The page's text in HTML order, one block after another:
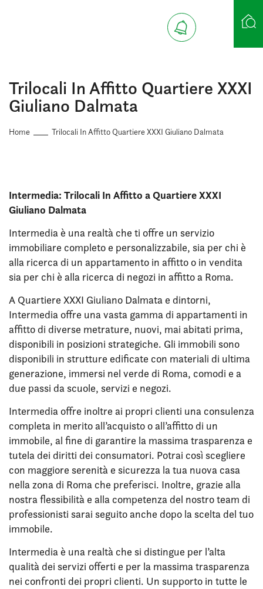
Ricerca case
Trilocali In Affitto Quartiere XXXI
Giuliano Dalmata
Home Trilocali In Affitto Quartiere XXXI Giuliano Dalmata
Intermedia: Trilocali In Affitto a Quartiere XXXI
Giuliano Dalmata
Intermedia è una realtà che ti offre un servizio
immobiliare completo e personalizzabile, sia per chi è
alla ricerca di un appartamento in affitto o in vendita
sia per chi è alla ricerca di negozi in affitto a Roma.
A Quartiere XXXI Giuliano Dalmata e dintorni,
Intermedia offre una vasta gamma di appartamenti in
affitto di diverse metrature, nuovi, mai abitati prima,
disponibili in posizioni strategiche. Gli immobili sono
disponibili in strutture edificate con materiali di ultima
generazione, immersi nel verde di Roma, comodi e a
due passi da scuole, servizi e negozi.
Intermedia offre inoltre ai propri clienti una consulenza
completa in merito all’acquisto o all’affitto di un
immobile, al fine di garantire la massima trasparenza e
tutela dei diritti dei consumatori. Potrai così scegliere
con maggiore serenità e sicurezza la tua nuova casa
nella zona di Roma che preferisci. Inoltre, grazie alla
nostra flessibilità e alla competenza del nostro team di
professionisti sarai seguito anche dopo la scelta del tuo
immobile.
Intermedia è una realtà che si distingue per l’alta
qualità dei servizi offerti e per la massima trasparenza
nei confronti dei propri clienti. Un supporto in tutte le